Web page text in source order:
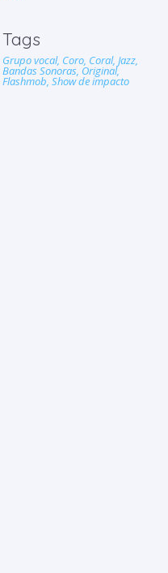
Tags
Grupo vocal, Coro, Coral, Jazz,
Bandas Sonoras, Original,
Flashmob, Show de impacto